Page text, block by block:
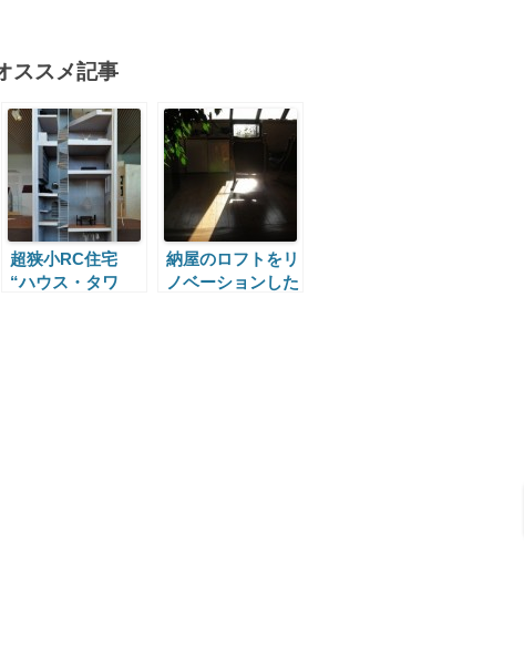
ススメ記事
超狭小RC住宅
“ハウス・タワ
納屋のロフトをリ
ノベーションした